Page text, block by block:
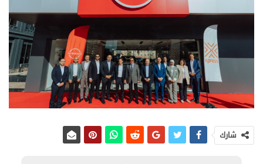
شارك